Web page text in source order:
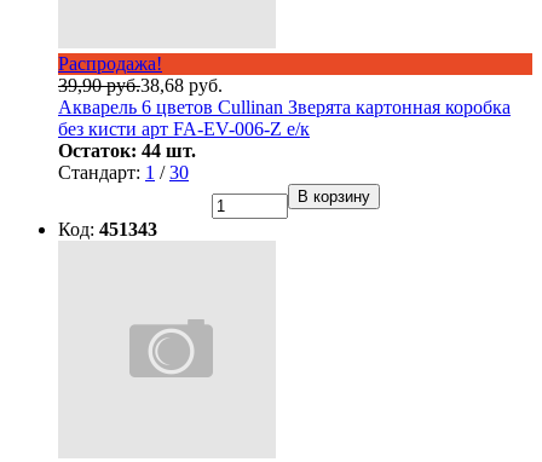
Распродажа!
38,68 руб.
39,90 руб.
Акварель 6 цветов Cullinan Зверята картонная коробка
без кисти арт FA-EV-006-Z e/к
Остаток: 44 шт.
Стандарт: 1 /30
В корзину
Код: 451343